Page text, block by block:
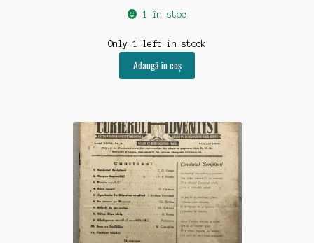
1 în stoc
Only 1 left in stock
Adaugă în coș